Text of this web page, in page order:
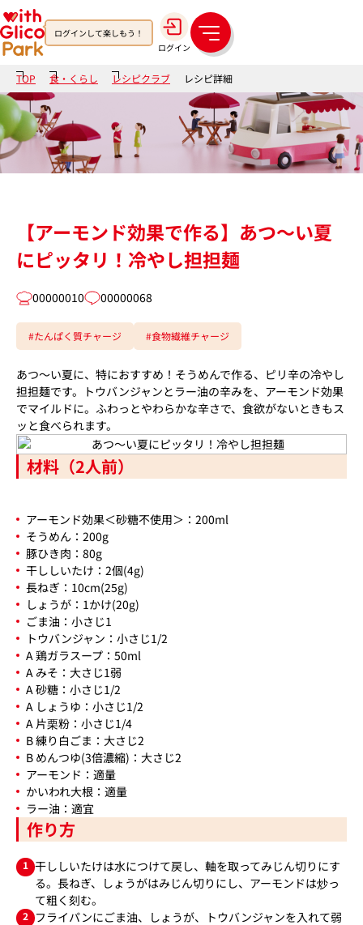
ログインして楽しもう！
ログイン
メ
ニ
ュ
ー
TOP 食・くらし レシピクラブ レシピ詳細
【アーモンド効果で作る】あつ～い夏
にピッタリ！冷やし担担麺
00000010 00000068
#たんぱく質チャージ #食物繊維チャージ
あつ～い夏に、特におすすめ！そうめんで作る、ピリ辛の冷やし
担担麺です。トウバンジャンとラー油の辛みを、アーモンド効果
でマイルドに。ふわっとやわらかな辛さで、食欲がないときもス
ッと食べられます。
材料（2人前）
アーモンド効果＜砂糖不使用＞：200ml
そうめん：200g
豚ひき肉：80g
干ししいたけ：2個(4g)
長ねぎ：10cm(25g)
しょうが：1かけ(20g)
ごま油：小さじ1
トウバンジャン：小さじ1/2
A 鶏ガラスープ：50ml
A みそ：大さじ1弱
A 砂糖：小さじ1/2
A しょうゆ：小さじ1/2
A 片栗粉：小さじ1/4
B 練り白ごま：大さじ2
B めんつゆ(3倍濃縮)：大さじ2
アーモンド：適量
かいわれ大根：適量
ラー油：適宜
作り方
1 干ししいたけは水につけて戻し、軸を取ってみじん切りにす
る。長ねぎ、しょうがはみじん切りにし、アーモンドは炒っ
て粗く刻む。
2 フライパンにごま油、しょうが、トウバンジャンを入れて弱